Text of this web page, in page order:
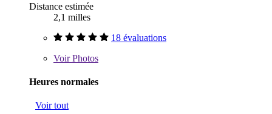
Distance estimée
2,1 milles
18 évaluations
VoirPhotos
Heures normales
Voir tout